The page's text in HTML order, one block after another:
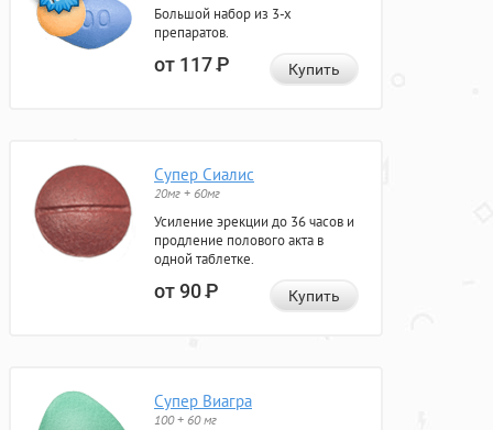
Большой набор из 3-х
препаратов.
от 117Р Купить
Супер Сиалис
20мг + 60мг
Усиление эрекции до 36 часов и
продление полового акта в
одной таблетке.
от 90Р Купить
Супер Виагра
100 + 60 мг